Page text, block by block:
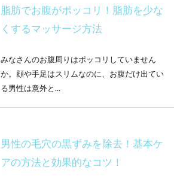
脂肪でお腹がポッコリ！脂肪を少な
くするマッサージ方法
みなさんのお腹周りはポッコリしていません
か。顔や手足はスリムなのに、お腹だけ出てい
る男性は意外と...
男性の毛穴の黒ずみを除去！基本ケ
アの方法と効果的なコツ！